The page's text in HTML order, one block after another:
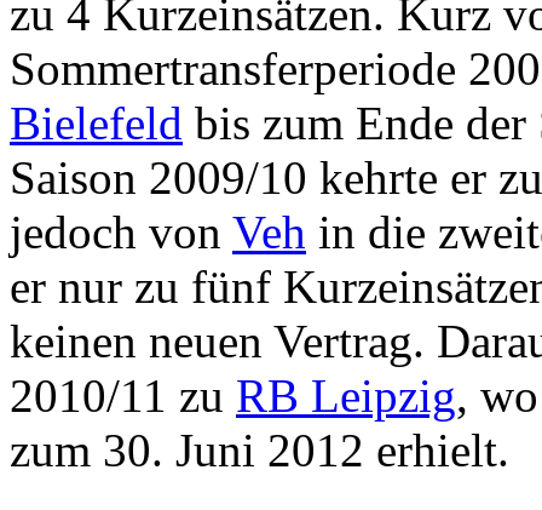
zu 4 Kurzeinsätzen. Kurz
Sommertransferperiode
Bielefeld bis zum Ende
Saison 2009/10 kehrte er
jedoch von Veh in die
er nur zu fünf
keinen neuen Vertrag.
2010/11 zu RB Leipzig,
zum 30. Juni 2012 erhielt.